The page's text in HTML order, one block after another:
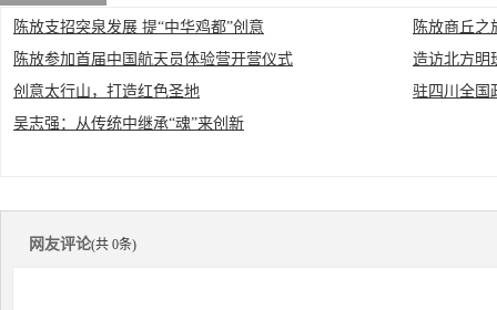
陈放支招突泉发展 提“中华鸡都”创意
陈放商丘
陈放参加首届中国航天员体验营开营仪式
造访北方
创意太行山，打造红色圣地
驻四川全国
吴志强：从传统中继承“魂”来创新
网友评论(共 0条)